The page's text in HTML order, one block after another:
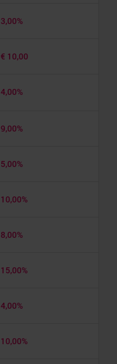
3,00%
€ 10,00
4,00%
9,00%
5,00%
10,00%
8,00%
15,00%
4,00%
10,00%